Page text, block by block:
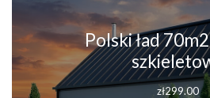
Polski ład
zł299.00